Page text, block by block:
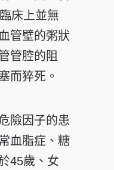
床上並無
管壁的粥狀
管腔的阻
而猝死。
險因子的患
血脂症、糖
45歲、女